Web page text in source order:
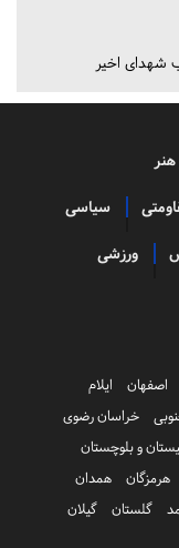
شهدای اخیر
سیاسی
ورزشی
اصفهان
ایلام
خراسان رضوی
و بلوچستان
هرمزگان
همدان
گلستان
گیلان